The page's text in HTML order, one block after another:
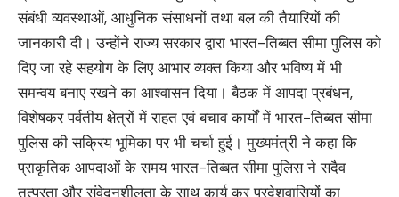
संबंधी व्यवस्थाओं, आधुनिक संसाधनों तथा बल की तैयारियों की
जानकारी दी। उन्होंने राज्य सरकार द्वारा भारत-तिब्बत सीमा पुलिस को
दिए जा रहे सहयोग के लिए आभार व्यक्त किया और भविष्य में भी
समन्वय बनाए रखने का आश्वासन दिया। बैठक में आपदा प्रबंधन,
विशेषकर पर्वतीय क्षेत्रों में राहत एवं बचाव कार्यों में भारत-तिब्बत सीमा
पुलिस की सक्रिय भूमिका पर भी चर्चा हुई। मुख्यमंत्री ने कहा कि
प्राकृतिक आपदाओं के समय भारत-तिब्बत सीमा पुलिस ने सदैव
तत्परता और संवेदनशीलता के साथ कार्य कर प्रदेशवासियों का